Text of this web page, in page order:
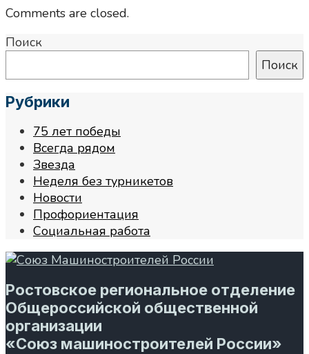
Comments are closed.
Поиск
Поиск
Рубрики
75 лет победы
Всегда рядом
Звезда
Неделя без турникетов
Новости
Профориентация
Социальная работа
Ростовское региональное отделение
Общероссийской общественной
организации
«Союз машиностроителей России»